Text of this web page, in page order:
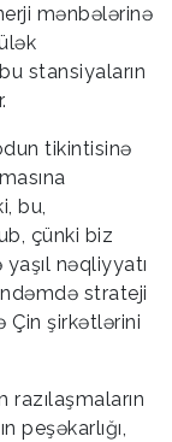
mənbələrinə
stansiyaların
tikintisinə
bu,
çünki biz
nəqliyyatı
strateji
Çin şirkətlərini
peşəkarlığı,